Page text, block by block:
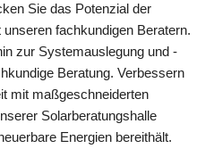
Sie das Potenzial der
fachkundigen Beratern.
zur Systemauslegung und -
Beratung. Verbessern
mit maßgeschneiderten
Solarberatungshalle
Energien bereithält.